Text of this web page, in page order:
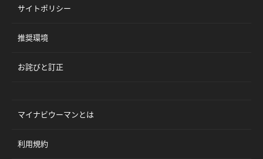
サイトポリシー
推奨環境
お詫びと訂正
マイナビウーマンとは
利用規約